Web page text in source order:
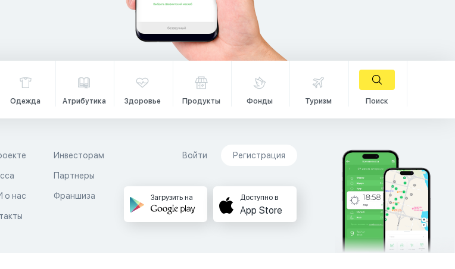
Одежда Атрибутика Здоровье Продукты Фонды Туризм Поиск
о нас
Инвесторам
Партнеры
Франшиза
Войти Регистрация
Загрузить на Доступно в
App Store